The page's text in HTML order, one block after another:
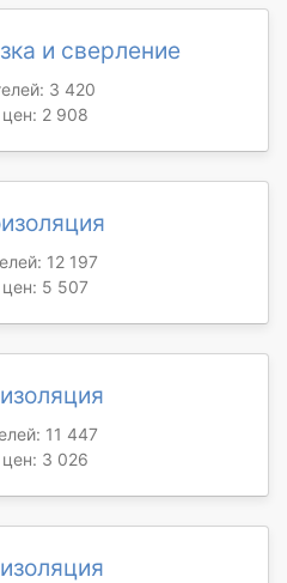
и сверление
3 420
цен: 2 908
12 197
цен: 5 507
11 447
цен: 3 026